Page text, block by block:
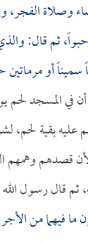
وصلاة الفجر،
ثم قال:
أو
في المسجد لحم
عليه بقية لحم،
قصدهم وهمهم
ثم قال رسول
ما فيهما من